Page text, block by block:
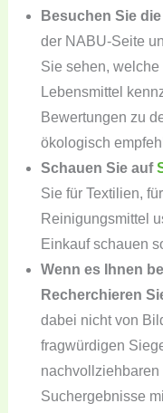
Besuchen Sie
der NABU-Seite
Sie sehen,
Lebensmittel
Bewertungen zu
ökologisch
Schauen Sie auf
Sie für Textilien,
Reinigungsmittel
Einkauf schauen
Wenn es Ihnen
Recherchieren
dabei nicht von
fragwürdigen
Suchergebnisse